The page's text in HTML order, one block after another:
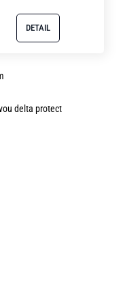
DETAIL
delta protect